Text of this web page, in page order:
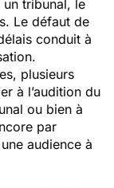
tribunal, le
Le défaut de
conduit à
plusieurs
à l’audition du
ou bien à
par
audience à